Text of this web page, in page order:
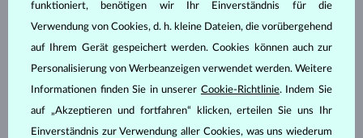
funktioniert, benötigen wir Ihr Einverständnis für die
Verwendung von Cookies, d. h. kleine Dateien, die vorübergehend
auf Ihrem Gerät gespeichert werden. Cookies können auch zur
Personalisierung von Werbeanzeigen verwendet werden. Weitere
Informationen finden Sie in unserer Cookie-Richtlinie. Indem Sie
auf „Akzeptieren und fortfahren“ klicken, erteilen Sie uns Ihr
Einverständnis zur Verwendung aller Cookies, was uns wiederum